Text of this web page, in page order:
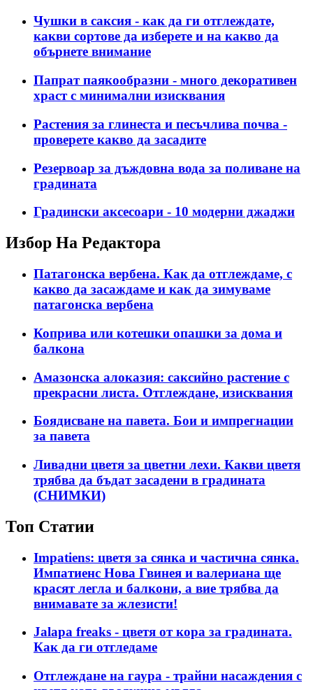
Чушки в саксия - как да ги отглеждате,
какви сортове да изберете и на какво да
обърнете внимание
Папрат паякообразни - много декоративен
храст с минимални изисквания
Растения за глинеста и песъчлива почва -
проверете какво да засадите
Резервоар за дъждовна вода за поливане на
градината
Градински аксесоари - 10 модерни джаджи
Избор На Редактора
Патагонска вербена. Как да отглеждаме, с
какво да засаждаме и как да зимуваме
патагонска вербена
Коприва или котешки опашки за дома и
балкона
Амазонска алоказия: саксийно растение с
прекрасни листа. Отглеждане, изисквания
Боядисване на павета. Бои и импрегнации
за павета
Ливадни цветя за цветни лехи. Какви цветя
трябва да бъдат засадени в градината
(СНИМКИ)
Топ Статии
Impatiens: цветя за сянка и частична сянка.
Импатиенс Нова Гвинея и валериана ще
красят легла и балкони, а вие трябва да
внимавате за жлезисти!
Jalapa freaks - цветя от кора за градината.
Как да ги отгледаме
Отглеждане на гаура - трайни насаждения с